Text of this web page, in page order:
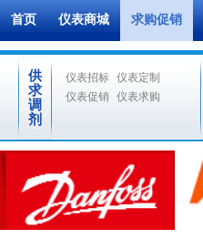
首页 仪表商城 求购促销
供
求
调
剂
仪表招标 仪表定制
仪表促销
仪表求购